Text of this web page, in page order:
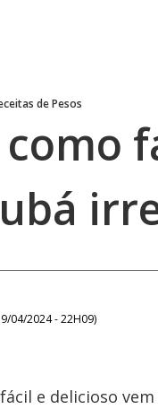
de Pesos
04/2024 - 22H09)
e delicioso